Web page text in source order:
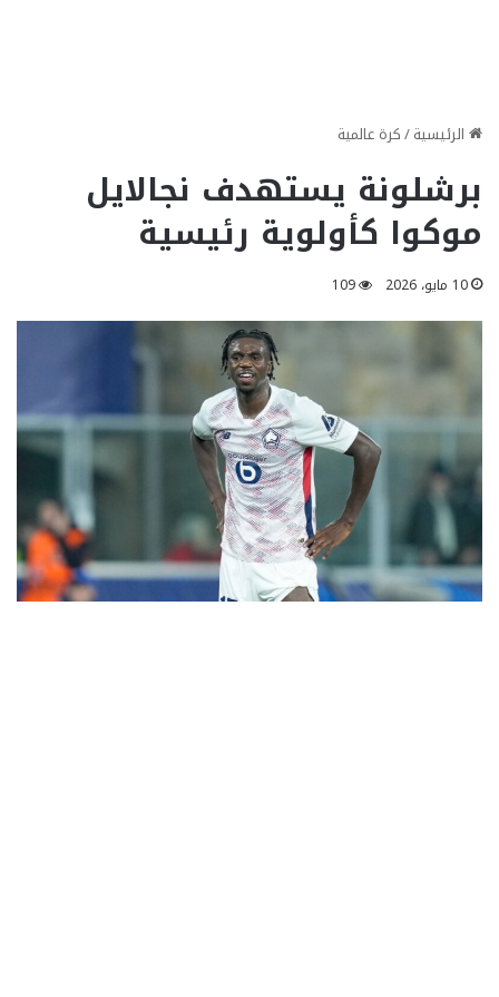
الرئيسية/كرة عالمية
برشلونة يستهدف نجالايل
موكوا كأولوية رئيسية
10 مايو، 2026 109